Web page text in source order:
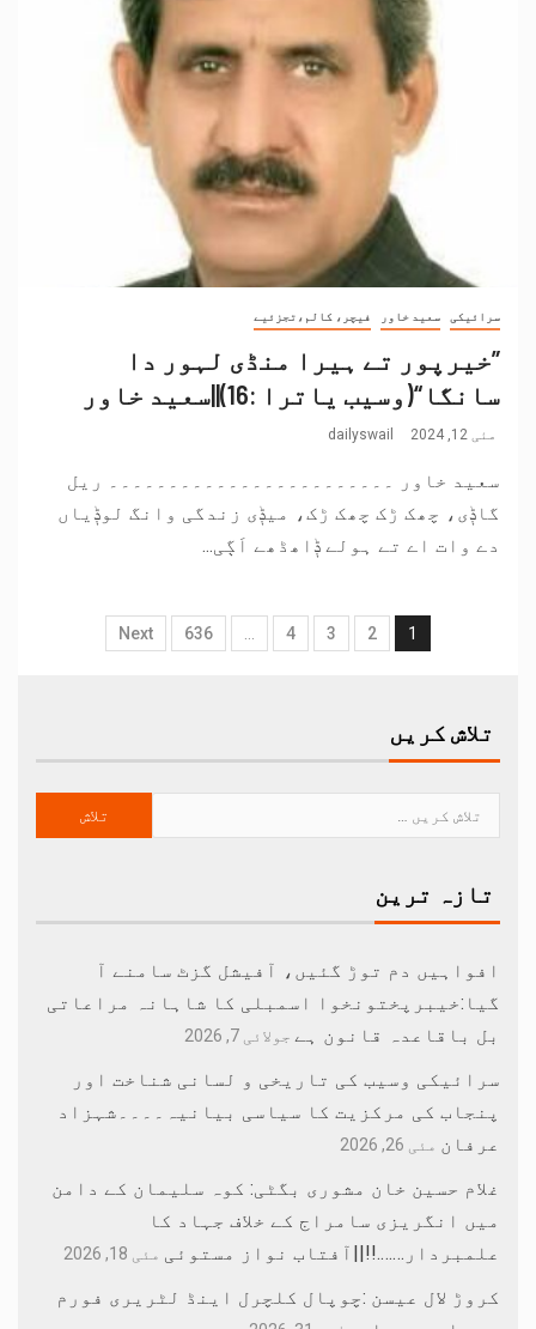
سرائیکی سعید خاور فیچر، کالم،تجزئیے
”خیرپور تے ہیرا منڈی لہور دا
سانگا“(وسیب یاترا :16)||سعید خاور
مئی 12, 2024 dailyswail
سعید خاور ۔۔۔۔۔۔۔۔۔۔۔۔۔۔۔۔۔۔۔۔۔۔۔۔ ریل
گاݙی، چھک ڑک چھک ڑک، میݙی زندگی وانگ لوݙیاں
دے وات اے تے ہولے ݙاھڈھے اَڳی...
1
2
3
4
…
636
Next
تلاش کریں
تازہ ترین
افواہیں دم توڑ گئیں، آفیشل گزٹ سامنے آ
گیا:خیبرپختونخوا اسمبلی کا شاہانہ مراعاتی
بل باقاعدہ قانون ہے جولائی 7, 2026
سرائیکی وسیب کی تاریخی و لسانی شناخت اور
پنجاب کی مرکزیت کا سیاسی بیانیہ۔۔۔۔شہزاد
عرفان مئی 26, 2026
غلام حسین خان مشوری بگٹی: کوہ سلیمان کے دامن
میں انگریزی سامراج کے خلاف جہاد کا
علمبردار…….!!||آفتاب نواز مستوئی مئی 18, 2026
کروڑ لال عیسن :چوپال کلچرل اینڈ لٹریری فورم